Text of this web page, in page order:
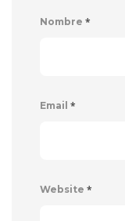
Nombre *
Email *
Website *